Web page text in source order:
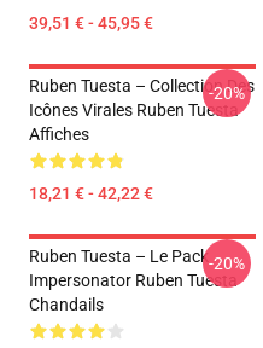
39,51 € - 45,95 €
Ruben Tuesta – Collection Des
Icônes Virales Ruben Tuesta
Affiches
18,21 € - 42,22 €
-20%
Ruben Tuesta – Le Pack
Impersonator Ruben Tuesta
Chandails
-20%